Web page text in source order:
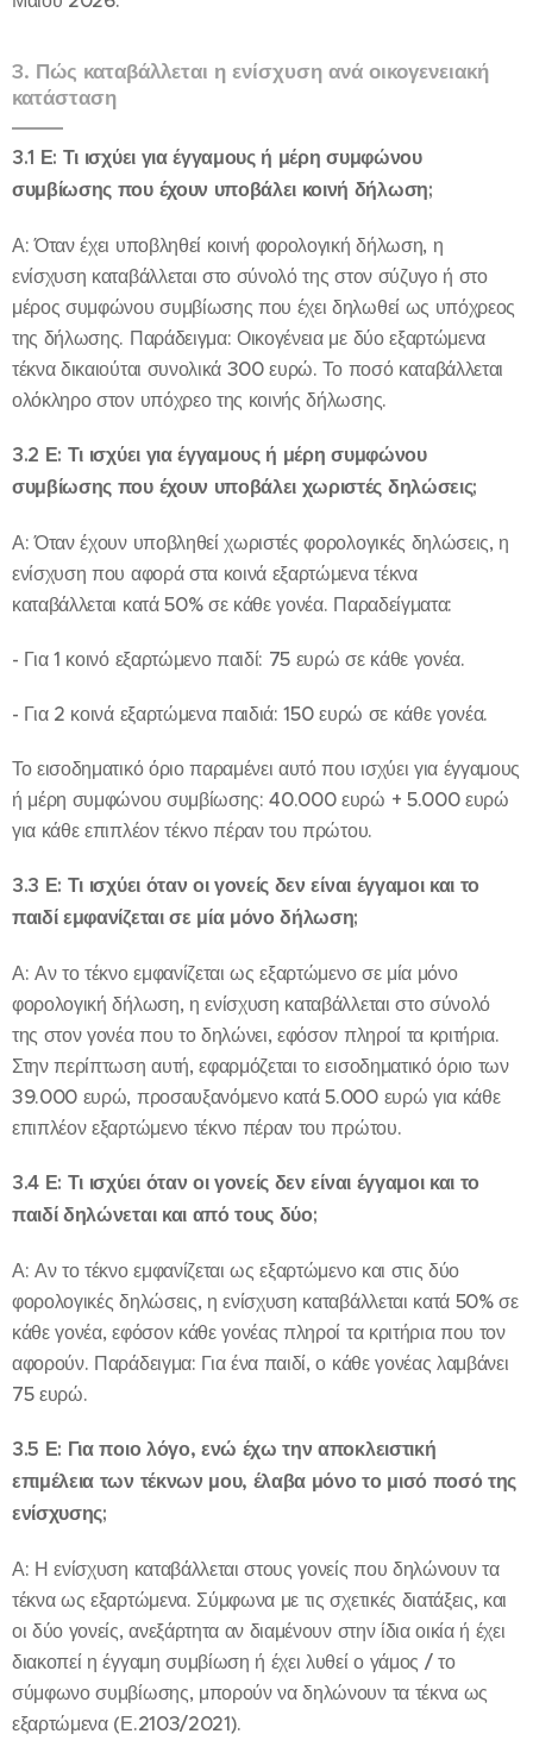
3. Πώς καταβάλλεται η ενίσχυση ανά οικογενειακή
κατάσταση
3.1 Ε: Τι ισχύει για έγγαμους ή μέρη συμφώνου
συμβίωσης που έχουν υποβάλει κοινή δήλωση;
Α: Όταν έχει υποβληθεί κοινή φορολογική δήλωση, η
ενίσχυση καταβάλλεται στο σύνολό της στον σύζυγο ή στο
μέρος συμφώνου συμβίωσης που έχει δηλωθεί ως υπόχρεος
της δήλωσης. Παράδειγμα: Οικογένεια με δύο εξαρτώμενα
τέκνα δικαιούται συνολικά 300 ευρώ. Το ποσό καταβάλλεται
ολόκληρο στον υπόχρεο της κοινής δήλωσης.
3.2 Ε: Τι ισχύει για έγγαμους ή μέρη συμφώνου
συμβίωσης που έχουν υποβάλει χωριστές δηλώσεις;
Α: Όταν έχουν υποβληθεί χωριστές φορολογικές δηλώσεις, η
ενίσχυση που αφορά στα κοινά εξαρτώμενα τέκνα
καταβάλλεται κατά 50% σε κάθε γονέα. Παραδείγματα:
- Για 1 κοινό εξαρτώμενο παιδί: 75 ευρώ σε κάθε γονέα.
- Για 2 κοινά εξαρτώμενα παιδιά: 150 ευρώ σε κάθε γονέα.
Το εισοδηματικό όριο παραμένει αυτό που ισχύει για έγγαμους
ή μέρη συμφώνου συμβίωσης: 40.000 ευρώ + 5.000 ευρώ
για κάθε επιπλέον τέκνο πέραν του πρώτου.
3.3 Ε: Τι ισχύει όταν οι γονείς δεν είναι έγγαμοι και το
παιδί εμφανίζεται σε μία μόνο δήλωση;
Α: Αν το τέκνο εμφανίζεται ως εξαρτώμενο σε μία μόνο
φορολογική δήλωση, η ενίσχυση καταβάλλεται στο σύνολό
της στον γονέα που το δηλώνει, εφόσον πληροί τα κριτήρια.
Στην περίπτωση αυτή, εφαρμόζεται το εισοδηματικό όριο των
39.000 ευρώ, προσαυξανόμενο κατά 5.000 ευρώ για κάθε
επιπλέον εξαρτώμενο τέκνο πέραν του πρώτου.
3.4 Ε: Τι ισχύει όταν οι γονείς δεν είναι έγγαμοι και το
παιδί δηλώνεται και από τους δύο;
Α: Αν το τέκνο εμφανίζεται ως εξαρτώμενο και στις δύο
φορολογικές δηλώσεις, η ενίσχυση καταβάλλεται κατά 50% σε
κάθε γονέα, εφόσον κάθε γονέας πληροί τα κριτήρια που τον
αφορούν. Παράδειγμα: Για ένα παιδί, ο κάθε γονέας λαμβάνει
75 ευρώ.
3.5 Ε: Για ποιο λόγο, ενώ έχω την αποκλειστική
επιμέλεια των τέκνων μου, έλαβα μόνο το μισό ποσό της
ενίσχυσης;
Α: Η ενίσχυση καταβάλλεται στους γονείς που δηλώνουν τα
τέκνα ως εξαρτώμενα. Σύμφωνα με τις σχετικές διατάξεις, και
οι δύο γονείς, ανεξάρτητα αν διαμένουν στην ίδια οικία ή έχει
διακοπεί η έγγαμη συμβίωση ή έχει λυθεί ο γάμος / το
σύμφωνο συμβίωσης, μπορούν να δηλώνουν τα τέκνα ως
εξαρτώμενα (Ε.2103/2021).